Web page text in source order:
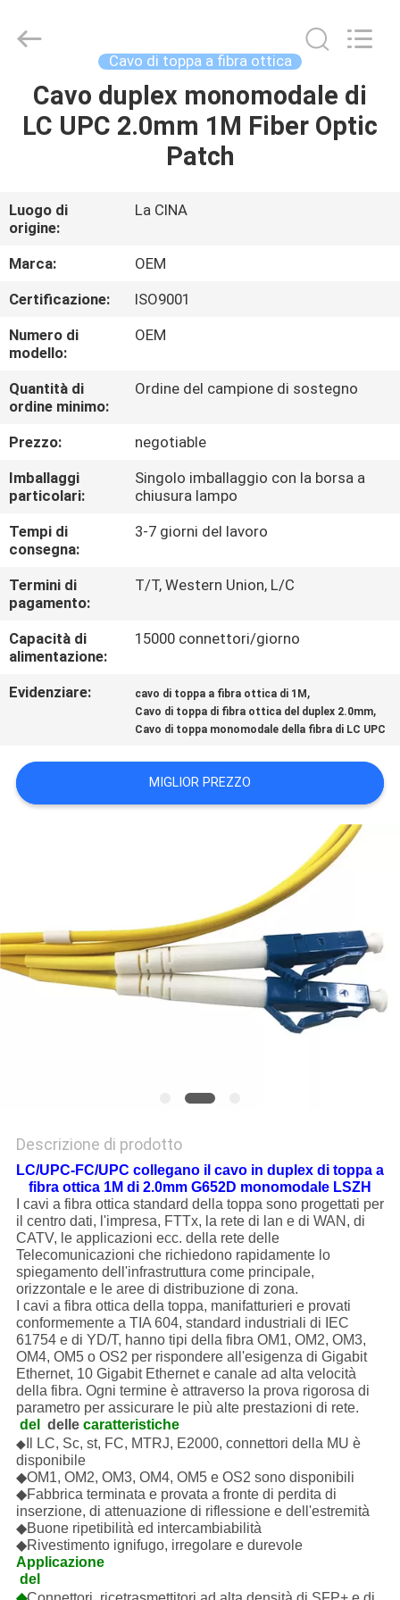
CASA
RIGUARDO
A
NOI
GIRO
DELLA
FABBRICA
CONTROLLO
DI
QUALITÀ
CONTATTICI
NOTIZIE
DEL
SITO
Road
Enterprise
Cavo di toppa a fibra ottica
Cavo duplex monomodale di
LC UPC 2.0mm 1M Fiber Optic
Patch
Luogo di
origine:
La CINA
Marca:
OEM
Certificazione:
ISO9001
Numero di
modello:
OEM
Quantità di
ordine minimo:
Ordine del campione di sostegno
Prezzo:
negotiable
Imballaggi
particolari:
Singolo imballaggio con la borsa a
chiusura lampo
Tempi di
consegna:
3-7 giorni del lavoro
Termini di
pagamento:
T/T, Western Union, L/C
Capacità di
alimentazione:
15000 connettori/giorno
Evidenziare: cavo di toppa a fibra ottica di 1M ,
Cavo di toppa di fibra ottica del duplex 2.0mm,
Cavo di toppa monomodale della fibra di LC UPC
MIGLIOR PREZZO
Descrizione di prodotto
LC/UPC-FC/UPC collegano il cavo in duplex di toppa a
fibra ottica 1M di 2.0mm G652D monomodale LSZH
I cavi a fibra ottica standard della toppa sono progettati per
il centro dati, l'impresa, FTTx, la rete di lan e di WAN, di
CATV, le applicazioni ecc. della rete delle
Telecomunicazioni che richiedono rapidamente lo
spiegamento dell'infrastruttura come principale,
orizzontale e le aree di distribuzione di zona.
I cavi a fibra ottica della toppa, manifatturieri e provati
conformemente a TIA 604, standard industriali di IEC
61754 e di YD/T, hanno tipi della fibra OM1, OM2, OM3,
OM4, OM5 o OS2 per rispondere all'esigenza di Gigabit
Ethernet, 10 Gigabit Ethernet e canale ad alta velocità
della fibra. Ogni termine è attraverso la prova rigorosa di
parametro per assicurare le più alte prestazioni di rete.
del
delle caratteristiche
◆Il LC, Sc, st, FC, MTRJ, E2000, connettori della MU è
disponibile
◆OM1, OM2, OM3, OM4, OM5 e OS2 sono disponibili
◆Fabbrica terminata e provata a fronte di perdita di
inserzione, di attenuazione di riflessione e dell'estremità
◆Buone ripetibilità ed intercambiabilità
◆Rivestimento ignifugo, irregolare e durevole
Applicazione
del